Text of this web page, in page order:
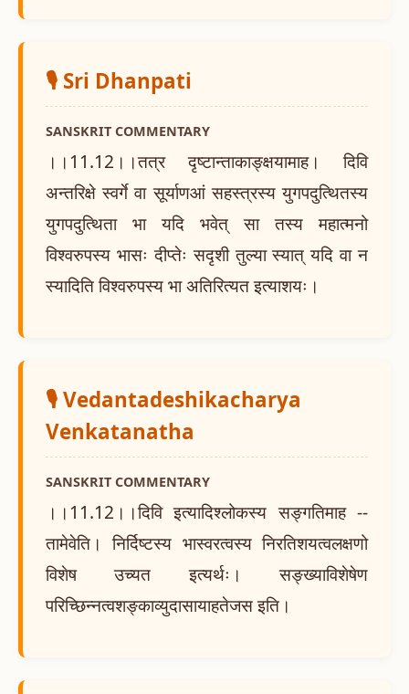
🎙️ Sri Dhanpati
SANSKRIT COMMENTARY
।।11.12।।तत्र दृष्टान्ताकाङ्क्षयामाह। दिवि
अन्तरिक्षे स्वर्गे वा सूर्याणआं सहस्त्रस्य युगपदुत्थितस्य
युगपदुत्थिता भा यदि भवेत् सा तस्य महात्मनो
विश्वरुपस्य भासः दीप्तेः सदृशी तुल्या स्यात् यदि वा न
स्यादिति विश्वरुपस्य भा अतिरित्यत इत्याशयः।
🎙️ Vedantadeshikacharya
Venkatanatha
SANSKRIT COMMENTARY
।।11.12।।दिवि इत्यादिश्लोकस्य सङ्गतिमाह --
तामेवेति। निर्दिष्टस्य भास्वरत्वस्य निरतिशयत्वलक्षणो
विशेष उच्यत इत्यर्थः। सङ्ख्याविशेषेण
परिच्छिन्नत्वशङ्काव्युदासायाहतेजस इति।